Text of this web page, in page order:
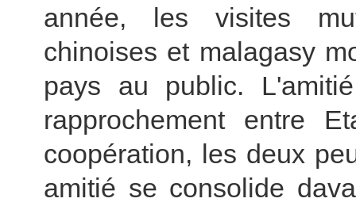
année, les visites
chinoises et malagasy
pays au public.
rapprochement entre
coopération, les deux
amitié se consolide